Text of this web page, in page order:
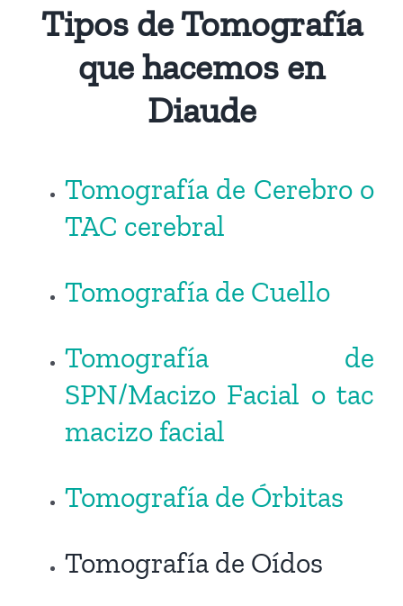
Tipos de Tomografía
que hacemos en
Diaude
Tomografía de Cerebro o
TAC cerebral
Tomografía de Cuello
Tomografía de
SPN/Macizo Facial o tac
macizo facial
Tomografía de Órbitas
Tomografía de Oídos